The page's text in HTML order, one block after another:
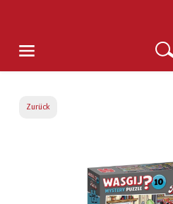
Zurück